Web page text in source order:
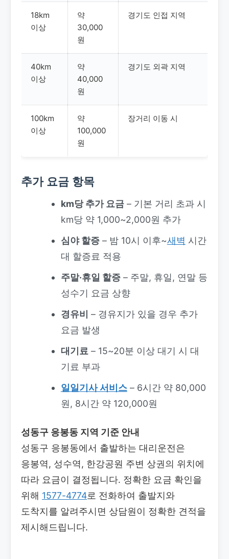
18km
이상
약
30,000
원
경기도 인접 지역
40km
이상
약
40,000
원
경기도 외곽 지역
100km
이상
약
100,000
원
장거리 이동 시
추가 요금 항목
km당 추가 요금– 기본 거리 초과 시
km당 약 1,000~2,000원 추가
심야 할증– 밤 10시 이후~새벽 시간
대 할증료 적용
주말·휴일 할증– 주말, 휴일, 연말 등
성수기 요금 상향
경유비 – 경유지가 있을 경우 추가
요금 발생
대기료 – 15~20분 이상 대기 시 대
기료 부과
일일기사 서비스– 6시간 약 80,000
원, 8시간 약 120,000원
성동구 응봉동 지역 기준 안내
성동구 응봉동에서 출발하는 대리운전은
응봉역, 성수역, 한강공원 주변 상권의 위치에
따라 요금이 결정됩니다. 정확한 요금 확인을
위해 1577-4774로 전화하여 출발지와
도착지를 알려주시면 상담원이 정확한 견적을
제시해드립니다.